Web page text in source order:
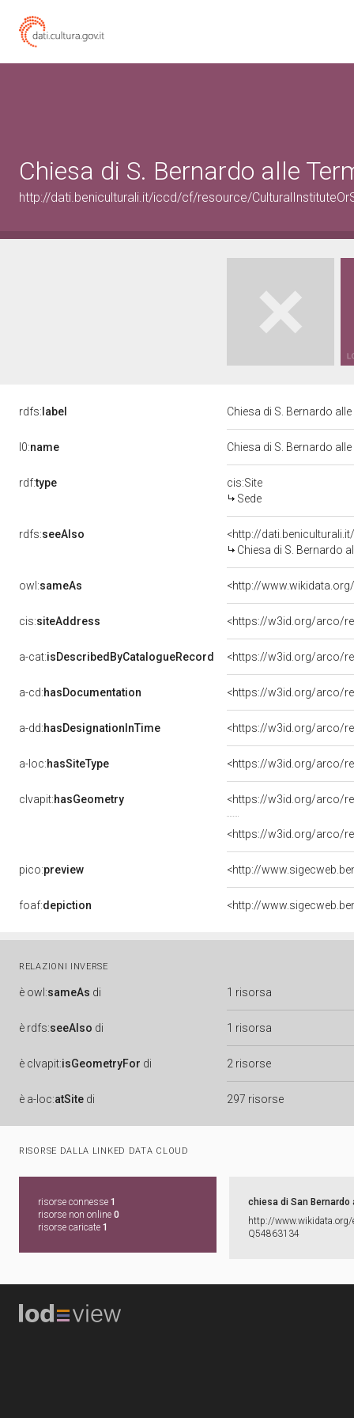
Chiesa di S. Bernardo alle
http://dati.beniculturali.it/iccd/cf/resource/
rdfs: label Chiesa di S. Bernardo
l0:name Chiesa di S. Bernardo
rdf:type
cis:Site
Sede
rdfs:seeAlso
Chiesa di S. Bernardo
owl:sameAs <http://
cis:siteAddress <https://w3id.org/arco/
a-cat:isDescribedByCatalogueRecord <https://w3id.org/arco/
a-cd:hasDocumentation
a-dd:hasDesignationInTime <https://w3id.org/arco/
a-loc:hasSiteType <https://w3id.org/arco/
clvapit:hasGeometry <https://w3id.org/arco/
<https://w3id.org/arco/
pico:preview
foaf:depiction
RELAZIONI INVERSE
è owl:sameAs di 1 risorsa
è rdfs:seeAlso di 1 risorsa
è clvapit:isGeometryFor di 2 risorse
è a-loc:atSite di 297 risorse
RISORSE DALLA LINKED DATA CLOUD
risorse connesse 1
risorse non online 0
risorse caricate 1
chiesa di San Bernardo
http:​/​/​
Q54863134